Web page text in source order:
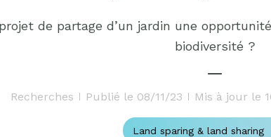
de partage d’un jardin une
biodiversité ?
Recherches Publié le 08/11/23 Mis à jour le
Land sparing & land sharing